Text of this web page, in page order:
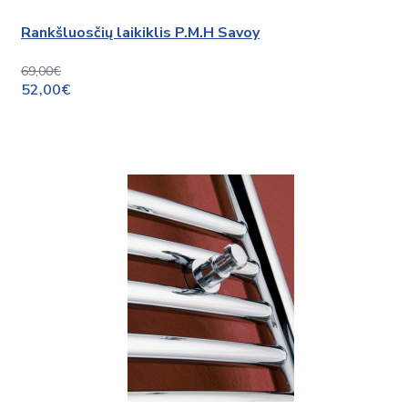
Rankšluosčių laikiklis P.M.H Savoy
69,00€
52,00€